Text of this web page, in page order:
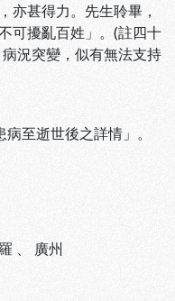
甚得力。先生聆畢，
可擾亂百姓」。(註四十
況突變，似有無法支持
至逝世後之詳情」。
、 廣州